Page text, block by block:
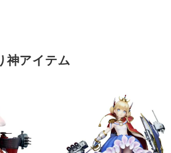
神アイテム